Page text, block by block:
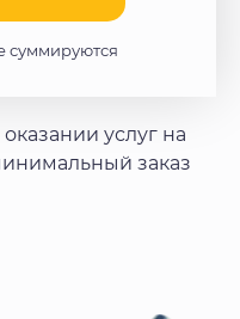
суммируются
услуг на
заказ